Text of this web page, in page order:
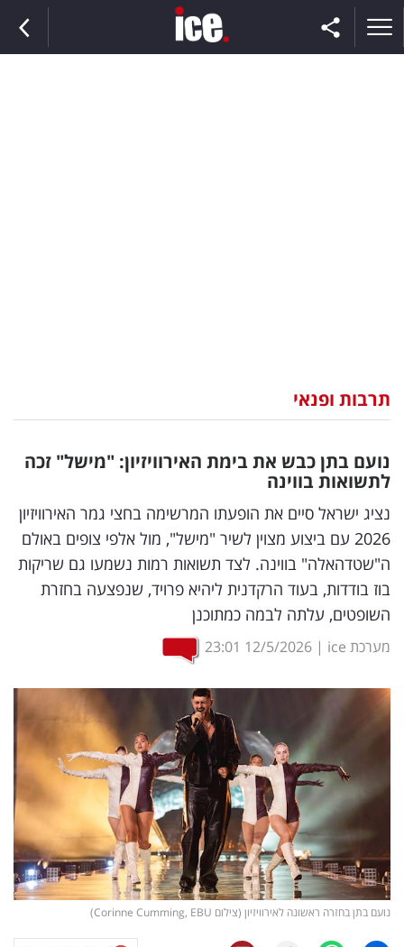
וצרכנות
דיגיטל
וטק
שיווק
ופרסום
משפט
ומחקרים
דעות
רכילות
עסקית
קריפטו
ויראלי
תרבות ופנאי
נועם בתן כבש את בימת האירוויזיון: "מישל" זכה
לתשואות בווינה
נציג ישראל סיים את הופעתו המרשימה בחצי גמר האירוויזיון
2026 עם ביצוע מצוין לשיר "מישל", מול אלפי צופים באולם
ה"שטדהאלה" בווינה. לצד תשואות רמות נשמעו גם שריקות
בוז בודדות, בעוד הרקדנית ליהיא פרויד, שנפצעה בחזרת
השופטים, עלתה לבמה כמתוכנן
מערכת ice |
12/5/2026
23:01
נועם בתן בחזרה ראשונה לאירוויזיון (צילום Corinne Cumming, EBU)